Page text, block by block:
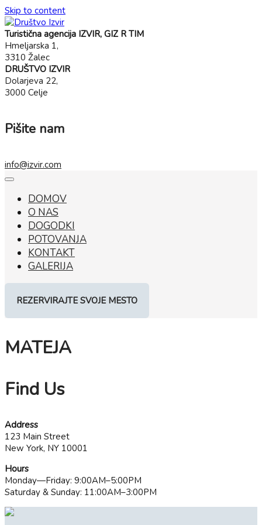
Skip to content
Turistična agencija IZVIR, GIZ R TIM
Hmeljarska 1,
3310 Žalec
DRUŠTVO IZVIR
Dolarjeva 22,
3000 Celje
Pišite nam
info@izvir.com
DOMOV
O NAS
DOGODKI
POTOVANJA
KONTAKT
GALERIJA
REZERVIRAJTE SVOJE MESTO
MATEJA
Find Us
Address
123 Main Street
New York, NY 10001
Hours
Monday—Friday: 9:00AM–5:00PM
Saturday & Sunday: 11:00AM–3:00PM